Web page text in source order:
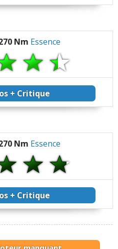
Nm Essence
+ Critique
Nm Essence
+ Critique